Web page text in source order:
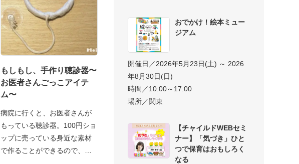
もしもし、手作り聴診器〜
お医者さんごっこアイテ
ム〜
病院に行くと、お医者さんが
もっている聴診器。100円ショ
ップに売っている身近な素材
で作ることができるので、
おでかけ！絵本ミュー
ジアム
開催日／2026年5月23日(土) ～ 2026
年8月30日(日)
時間／10:00～17:00
場所／関東
【チャイルドWEBセミ
ナー】「気づき」ひと
つで保育はおもしろく
なる